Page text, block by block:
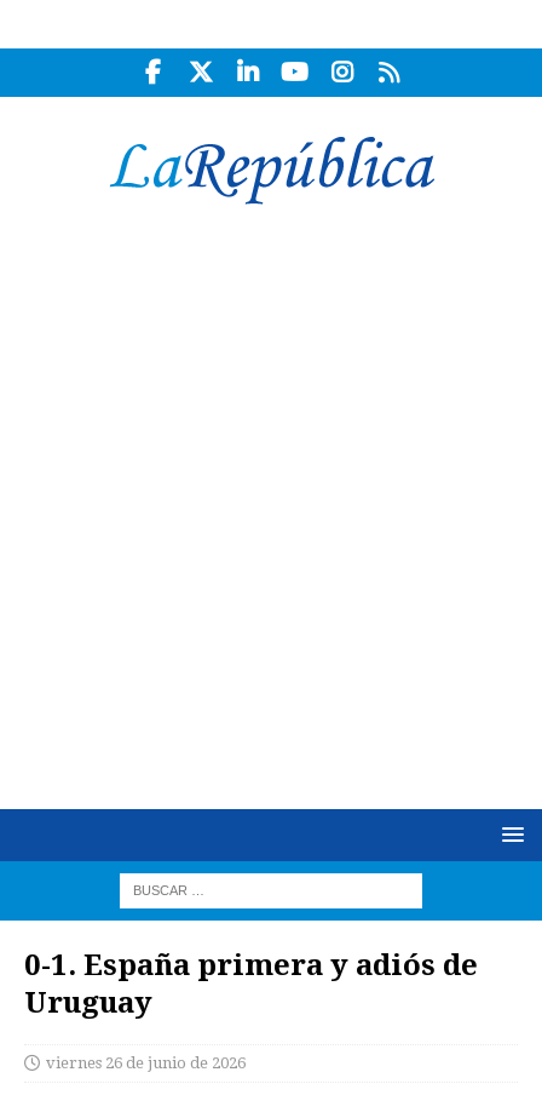
0-1. España primera y adiós de
Uruguay
viernes 26 de junio de 2026